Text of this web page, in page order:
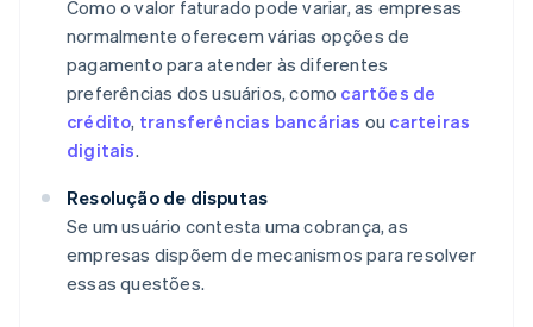
Como o valor faturado pode variar, as empresas
normalmente oferecem várias opções de
pagamento para atender às diferentes
preferências dos usuários, como cartões de
crédito, transferências bancárias ou carteiras
digitais.
Resolução de disputas
Se um usuário contesta uma cobrança, as
empresas dispõem de mecanismos para resolver
essas questões.